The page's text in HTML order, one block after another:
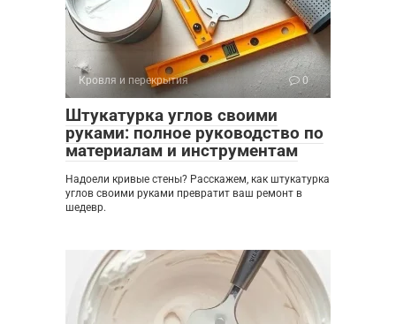
Кровля и перекрытия 0
Штукатурка углов своими
руками: полное руководство по
материалам и инструментам
Надоели кривые стены? Расскажем, как штукатурка
углов своими руками превратит ваш ремонт в
шедевр.